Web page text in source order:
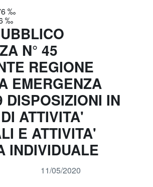
‰
‰
N° 45
REGIONE
EMERGENZA
DISPOSIZIONI IN
ATTIVITA'
E ATTIVITA'
INDIVIDUALE
11/05/2020